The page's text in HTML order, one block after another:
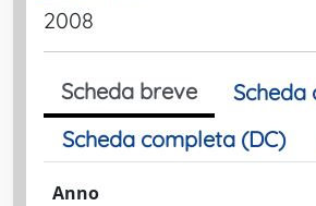
2008
Scheda breve
Scheda
Scheda completa (DC)
Anno